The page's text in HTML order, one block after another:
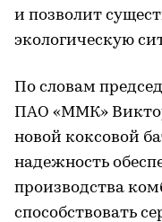
и позволит
экологическую
По словам
ПАО «ММК»
новой коксовой
надежность
производства
способствовать